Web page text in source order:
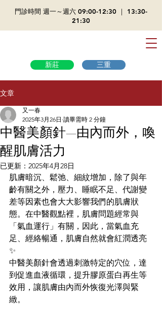
​門診時間 週一～週六 09:00-12:30 ｜ 13:30-
21:30
新莊 三重
文章
中醫美顏針—由內而外，喚
醒肌膚活力
又一春
2025年3月26日 讀畢需時 2 分鐘
已更新： 2025年4月28日
肌膚暗沉、鬆弛、細紋增加，除了與年
齡有關之外，壓力、睡眠不足、代謝變
差等因素也會大大影響我們的肌膚狀
態。在中醫觀點裡，肌膚問題經常與
「氣血運行」有關，因此，當氣血充
足、經絡暢通，肌膚自然就會紅潤透亮
✨
中醫美顏針會透過刺激特定的穴位，達
到促進血液循環，提升膠原蛋白再生等
效用，讓肌膚由內而外恢復光澤與緊
緻。